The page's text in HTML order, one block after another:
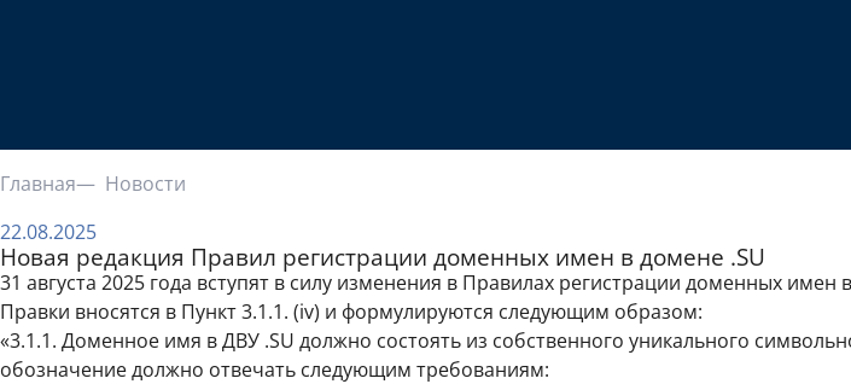
Главная
Новости
22.08.2025
Новая редакция Правил регистрации доменных имен в домене .SU
31 августа 2025 года вступят в силу изменения в Правилах регистрации доменных имен
Правки вносятся в Пункт 3.1.1. (iv) и формулируются следующим образом:
«3.1.1. Доменное имя в ДВУ .SU должно состоять из собственного уникального
обозначение должно отвечать следующим требованиям: